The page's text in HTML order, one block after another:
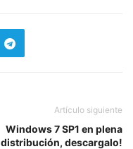
Artículo siguiente
Windows 7 SP1 en plena
distribución, descargalo!